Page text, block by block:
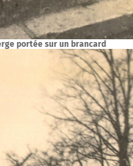
portée sur un brancard